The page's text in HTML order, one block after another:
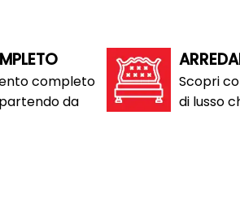
completo
da
Scopri
di lusso